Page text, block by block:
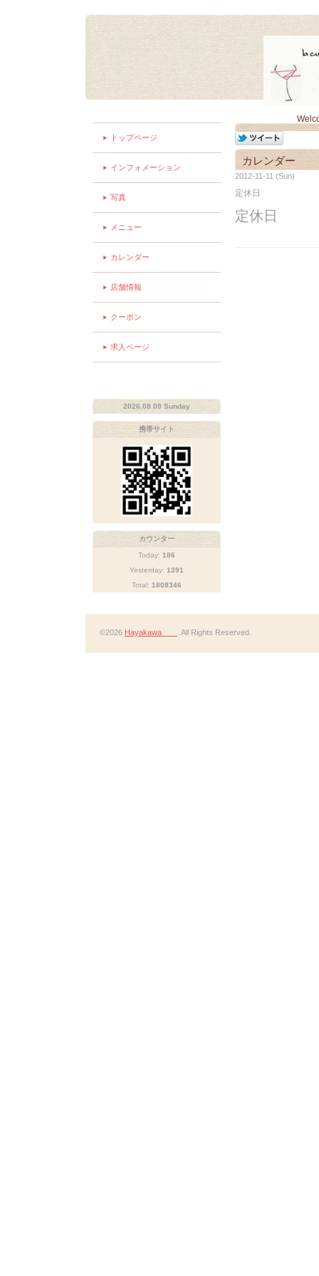
カレンダー
2012-11-11 (Sun)
定休日
定休日
トップページ
インフォメーション
写真
メニュー
カレンダー
店舗情報
クーポン
求人ページ
2026.08.09 Sunday
携帯サイト
カウンター
Today: 186
Yesterday: 1391
Total: 1808346
©2026 Hayakawa . All Rights Reserved.